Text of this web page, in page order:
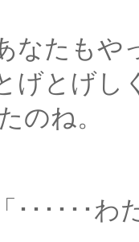
ぱり、
、傷つ
のね。
しこ